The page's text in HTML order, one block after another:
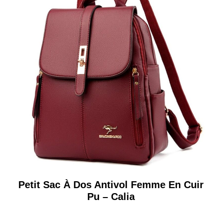
Petit Sac À Dos Antivol Femme En Cuir
Pu – Calia